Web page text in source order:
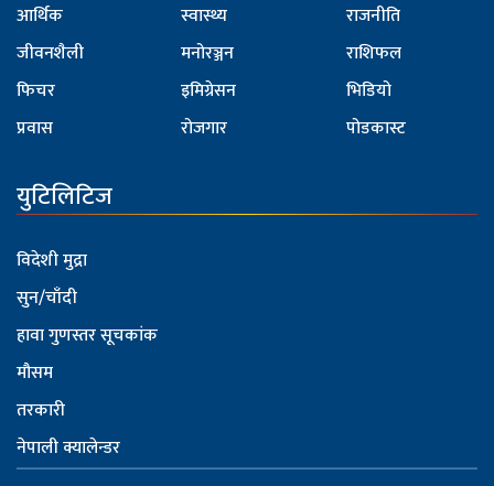
आर्थिक
जीवनशैली
फिचर
प्रवास
स्वास्थ्य
मनोरञ्जन
इमिग्रेसन
रोजगार
राजनीति
राशिफल
भिडियो
पोडकास्ट
युटिलिटिज
विदेशी मुद्रा
सुन/चाँदी
हावा गुणस्तर सूचकांक
मौसम
तरकारी
नेपाली क्यालेन्डर